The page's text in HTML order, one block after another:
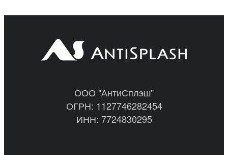
ООО "АнтиСплэш"
ОГРН: 1127746282454
ИНН: 7724830295